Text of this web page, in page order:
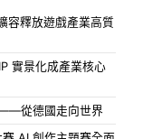
容釋放遊戲產業高質
實景化成產業核心
從德國走向世界